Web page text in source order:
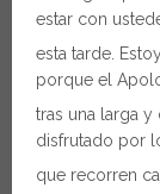
estar con
esta tarde.
porque el
tras una larga y
disfrutado por
que recorren